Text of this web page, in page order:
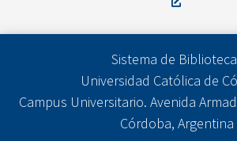
Sistema de
Universidad Católica de
Campus Universitario. Avenida
Córdoba, Argentina